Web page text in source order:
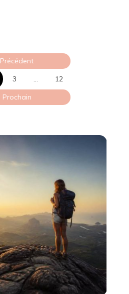
Pagination
des
publications
Précédent
3 …
12
Prochain